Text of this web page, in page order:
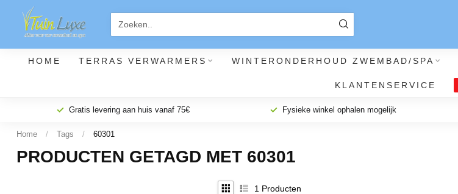
HOME TERRAS VERWARMERS WINTERONDERHOUD ZWEMBAD/SPA
KLANTENSERVICE
Gratis levering aan huis vanaf 75€ Fysieke winkel ophalen mogelijk
Home / Tags / 60301
PRODUCTEN GETAGD MET 60301
1 Producten